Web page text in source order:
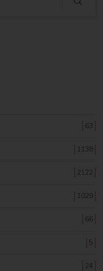
63
1138
2122
1029
66
5
24